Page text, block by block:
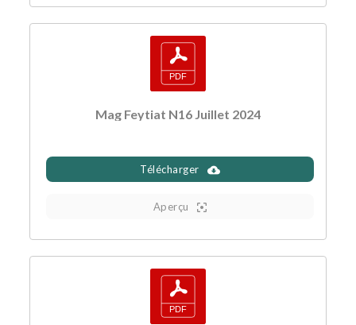
Mag Feytiat N16 Juillet 2024
Télécharger
Aperçu